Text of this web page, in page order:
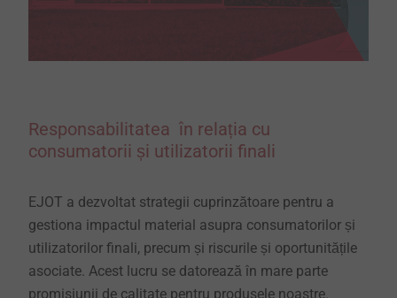
Responsabilitatea în relația cu
consumatorii și utilizatorii finali
EJOT a dezvoltat strategii cuprinzătoare pentru a
gestiona impactul material asupra consumatorilor și
utilizatorilor finali, precum și riscurile și oportunitățile
asociate. Acest lucru se datorează în mare parte
promisiunii de calitate pentru produsele noastre.